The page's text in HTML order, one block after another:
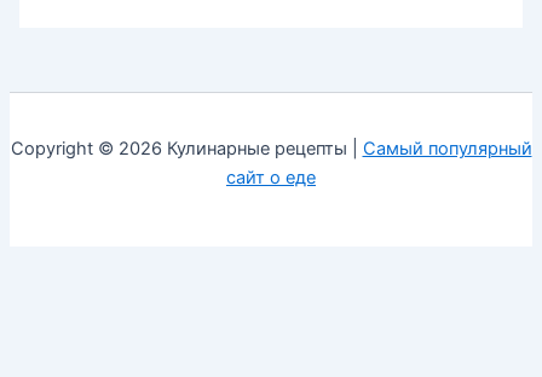
Copyright © 2026 Кулинарные рецепты | Самый популярный
сайт о еде